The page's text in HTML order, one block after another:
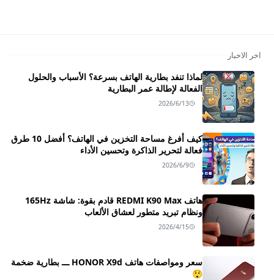
اخر الاخبار
لماذا تنفد بطارية الهاتف بسرعة؟ الأسباب والحلول
الفعالة لإطالة عمر البطارية
2026/6/13
كيف أفرغ مساحة التخزين في الهاتف؟ أفضل 10 طرق
فعالة لتحرير الذاكرة وتحسين الأداء
2026/6/9
هاتف REDMI K90 Max قادم بقوة: شاشة 165Hz
ونظام تبريد متطور لعشاق الألعاب
2026/4/15
سعر ومواصفات هاتف HONOR X9d ـــ بطارية ضخمة
😲